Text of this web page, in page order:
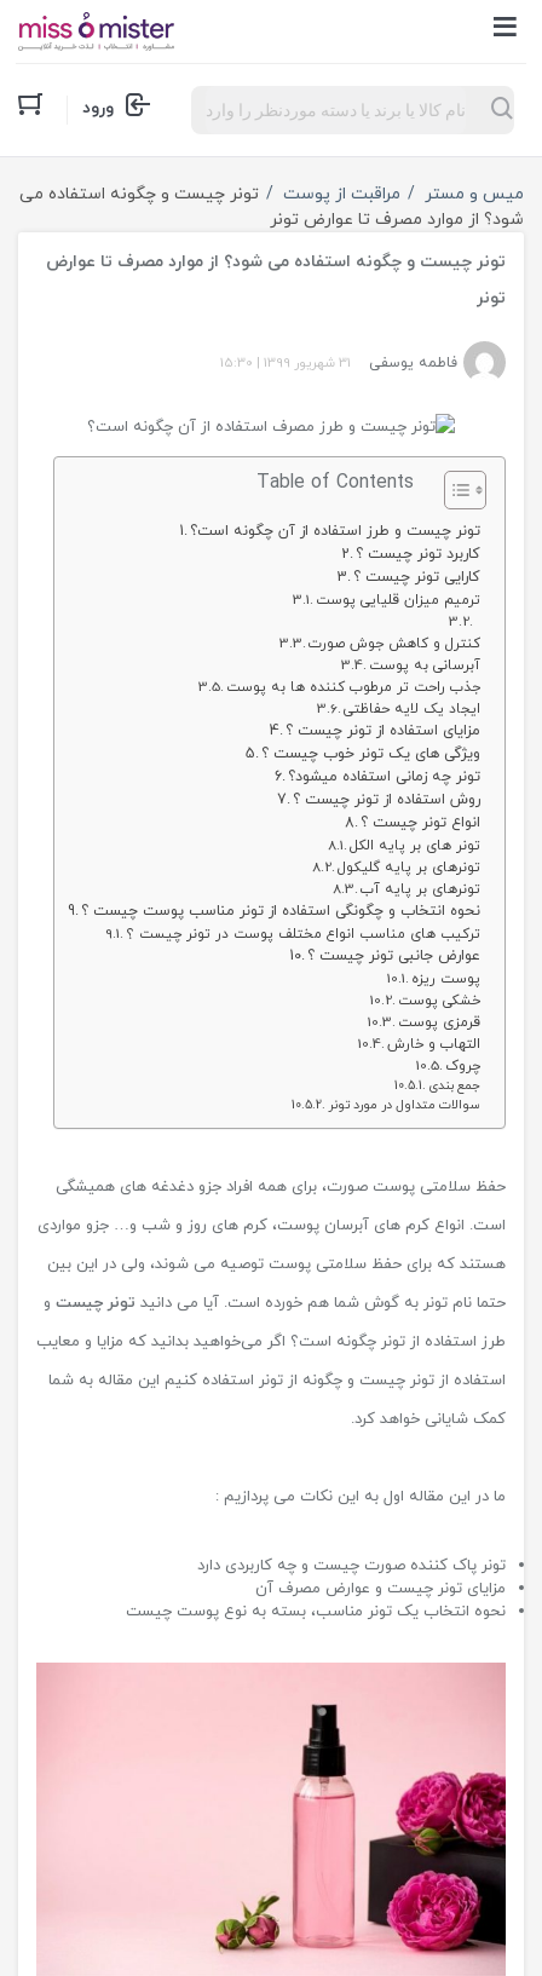
Products
search ورود
میس و مستر مراقبت از پوست
تونر چیست و چگونه استفاده می
شود؟ از موارد مصرف تا عوارض تونر
تونر چیست و چگونه استفاده می شود؟ از موارد مصرف تا عوارض
تونر
فاطمه یوسفی 31 شهریور 1399 |
15:30
Table of Contents
تونر چیست و طرز استفاده از آن چگونه است؟
کاربرد تونر چیست ؟
کارایی تونر چیست ؟
ترمیم میزان قلیایی پوست
کنترل و کاهش جوش صورت
آبرسانی به پوست
جذب راحت تر مرطوب کننده ها به پوست
ایجاد یک لایه حفاظتی
مزایای استفاده از تونر چیست ؟
ویژگی های یک تونر خوب چیست ؟
تونر چه زمانی استفاده میشود؟
روش استفاده از تونر چیست ؟
انواع تونر چیست ؟
تونر های بر پایه الکل
تونرهای بر پایه گلیکول
تونرهای بر پایه آب
نحوه انتخاب و چگونگی استفاده از تونر مناسب پوست چیست ؟
ترکیب های مناسب انواع مختلف پوست در تونر چیست ؟
عوارض جانبی تونر چیست ؟
پوست ریزه
خشکی پوست
قرمزی پوست
التهاب و خارش
چروک
جمع بندی
سوالات متداول در مورد تونر
حفظ سلامتی پوست صورت، برای همه افراد جزو دغدغه ‌های همیشگی
است. انواع کرم های آبرسان پوست، کرم‌ های روز و شب و… جزو مواردی
هستند که برای حفظ سلامتی پوست توصیه می شوند، ولی در این بین
حتما نام تونر به گوش شما هم خورده است. آیا می دانید تونر چیست و
طرز استفاده از تونر چگونه است؟ اگر می‌خواهید بدانید که مزایا و معایب
استفاده از تونر چیست و چگونه از تونر استفاده کنیم این مقاله به شما
کمک شایانی خواهد کرد.
ما در این مقاله اول به این نکات می پردازیم :
تونر پاک کننده صورت چیست و چه کاربردی دارد
مزایای تونر چیست و عوارض مصرف آن
نحوه انتخاب یک تونر مناسب، بسته به نوع پوست چیست